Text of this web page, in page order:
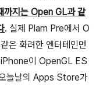
까지는 Open GL과 같
. 실제 Plam Pre에서 O
은 화려한 엔터테인먼
iPhone이 OpenGL ES
늘날의 Apps Store가